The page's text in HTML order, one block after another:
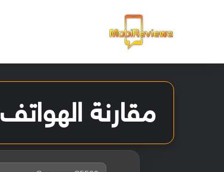
مقارنة الهواتف